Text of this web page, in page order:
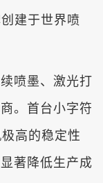
建于世界喷
喷墨、激光打
。首台小字符
高的稳定性
著降低生产成